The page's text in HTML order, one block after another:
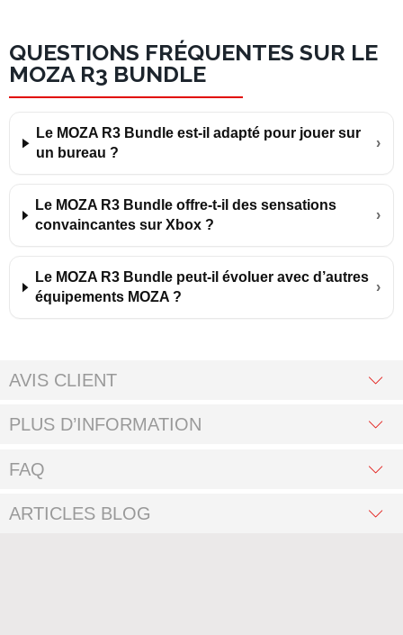
QUESTIONS FRÉQUENTES SUR LE
MOZA R3 BUNDLE
Le MOZA R3 Bundle est-il adapté pour jouer sur
un bureau ?
›
Le MOZA R3 Bundle offre-t-il des sensations
convaincantes sur Xbox ?
›
Le MOZA R3 Bundle peut-il évoluer avec d’autres
équipements MOZA ?
›
AVIS CLIENT
PLUS D’INFORMATION
FAQ
ARTICLES BLOG